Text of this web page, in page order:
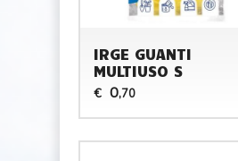
IRGE GUANTI
MULTIUSO S
€ 0,70